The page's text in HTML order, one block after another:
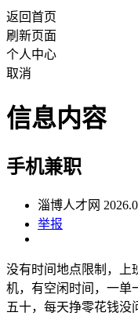
返回首页
刷新页面
个人中心
取消
信息内容
手机兼职
淄博人才网
举报
没有时间地点限制，上
机，有空闲时间，一单
五十，每天挣零花钱没